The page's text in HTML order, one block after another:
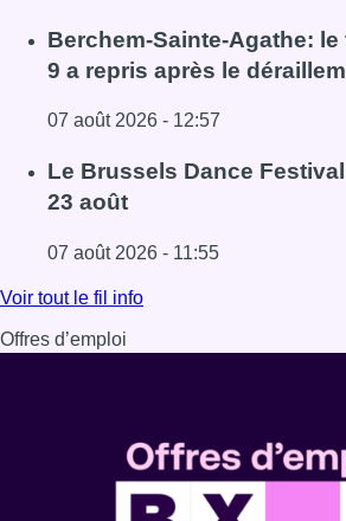
Lire l'article 1.000 places
Berchem-Sainte-Agathe:
9 a repris après le
07 août 2026 - 12:57
Lire l'article Berchem-Sainte-
Le Brussels Dance
23 août
07 août 2026 - 11:55
Lire l'article Le Brussels Dance
Voir tout le fil info
Offres d’emploi